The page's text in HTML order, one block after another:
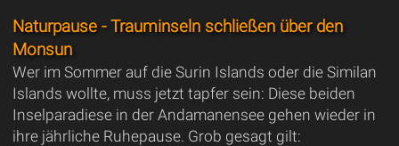
Naturpause - Trauminseln schließen über den
Monsun
Wer im Sommer auf die Surin Islands oder die Similan
Islands wollte, muss jetzt tapfer sein: Diese beiden
Inselparadiese in der Andamanensee gehen wieder in
ihre jährliche Ruhepause. Grob gesagt gilt: